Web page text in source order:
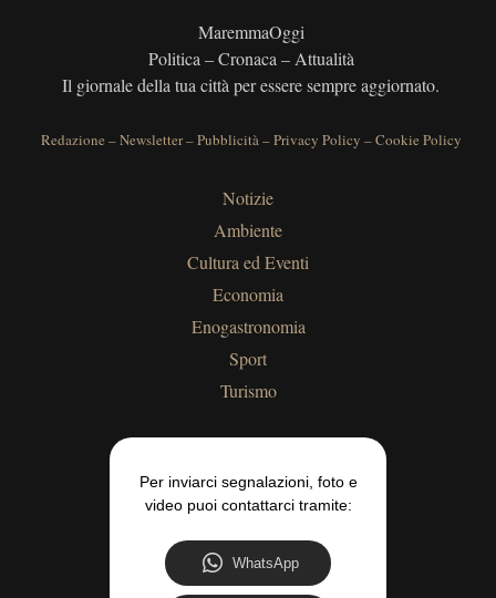
MaremmaOggi
Politica – Cronaca – Attualità
Il giornale della tua città per essere sempre aggiornato.
Redazione –Newsletter–Pubblicità–Privacy Policy –Cookie Policy
Notizie
Ambiente
Cultura ed Eventi
Economia
Enogastronomia
Sport
Turismo
Per inviarci segnalazioni, foto e
video puoi contattarci tramite:
WhatsApp